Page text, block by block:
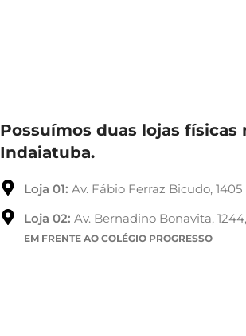
Possuímos duas lojas físicas
Indaiatuba.
Loja 01: Av. Fábio Ferraz Bicudo, 1405
Loja 02: Av. Bernadino Bonavita,
EM FRENTE AO COLÉGIO PROGRESSO